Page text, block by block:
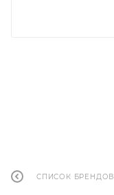
СПИСОК БРЕНДОВ